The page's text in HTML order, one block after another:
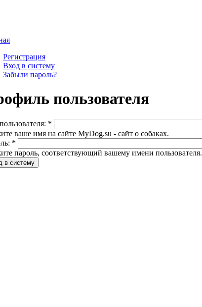
Регистрация
Вход в систему
Забыли пароль?
пользователя
*
ваше имя на сайте MyDog.su - сайт о собаках.
*
пароль, соответствующий вашему имени пользователя.